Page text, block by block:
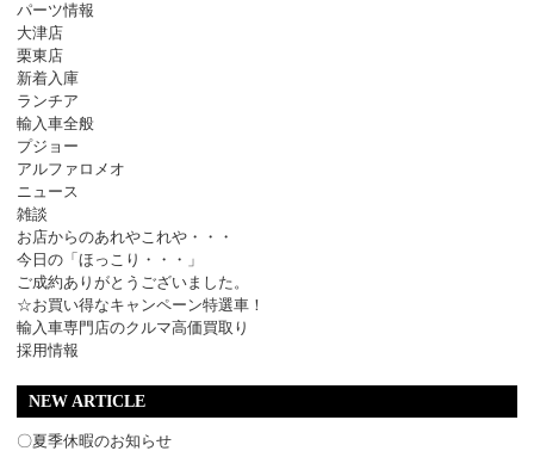
パーツ情報
大津店
栗東店
新着入庫
ランチア
輸入車全般
プジョー
アルファロメオ
ニュース
雑談
お店からのあれやこれや・・・
今日の「ほっこり・・・」
ご成約ありがとうございました。
☆お買い得なキャンペーン特選車！
輸入車専門店のクルマ高価買取り
採用情報
NEW ARTICLE
〇夏季休暇のお知らせ